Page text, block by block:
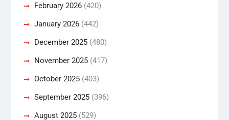
February 2026(420)
January 2026(442)
December 2025(480)
November 2025(417)
October 2025(403)
September 2025(396)
August 2025(529)